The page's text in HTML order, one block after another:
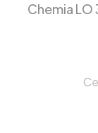
Chemia